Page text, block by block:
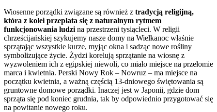
Wiosenne porządki związane są również z tradycją religijną,
która z kolei przeplata się z naturalnym rytmem
funkcjonowania ludzi na przestrzeni tysiącleci. W religii
chrześcijańskiej szykujemy nasze domy na Wielkanoc właśnie
sprzątając wszystkie kurze, myjąc okna i sadząc nowe rośliny
symbolizujące życie. Żydzi korelują sprzątanie na wiosnę z
wyzwoleniem ich z egipskiej niewoli, co miało miejsce na przełomie
marca i kwietnia. Perski Nowy Rok – Nowruz – ma miejsce na
początku kwietnia, a ważną częścią 13-dniowego świętowania są
gruntowne domowe porządki. Inaczej jest w Japonii, gdzie dom
sprząta się pod koniec grudnia, tak by odpowiednio przygotować się
na powitanie nowego roku.